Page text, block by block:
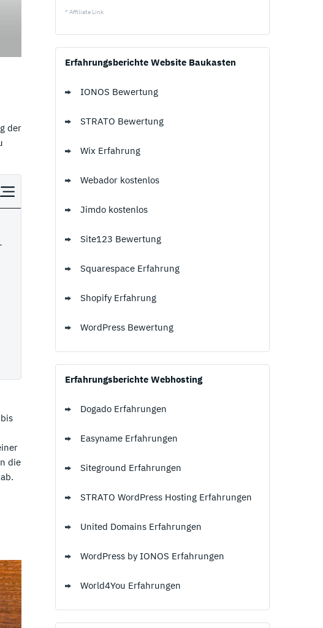
der
die
* Affiliate Link
Erfahrungsberichte Website Baukasten
IONOS Bewertung
STRATO Bewertung
Wix Erfahrung
Webador kostenlos
Jimdo kostenlos
Site123 Bewertung
Squarespace Erfahrung
Shopify Erfahrung
WordPress Bewertung
Erfahrungsberichte Webhosting
Dogado Erfahrungen
Easyname Erfahrungen
Siteground Erfahrungen
STRATO WordPress Hosting Erfahrungen
United Domains Erfahrungen
WordPress by IONOS Erfahrungen
World4You Erfahrungen